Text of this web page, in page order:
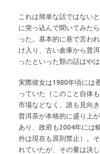
これは簡単な話ではない
に突っ込んで聞いてみた
った。基本的に巷で言わ
け入り、古い倉庫から普
ったといった類の話はや
実際彼女は1980年頃には
っていた（このこと自体
市場などなく、誰も見向
普洱茶が本格的に盛り上
あり、政府も2004年には
外は現在も原則禁止）。
れていたが、その量は決